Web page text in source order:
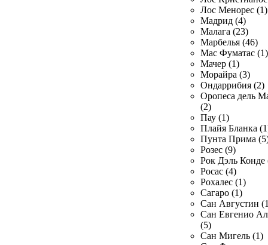
Лос Менорес (1)
Мадрид (4)
Малага (23)
Марбелья (46)
Мас Фуматас (1)
Мачер (1)
Морайра (3)
Ондаррибия (2)
Оропеса дель
(2)
Пау (1)
Плайя Бланка
Пунта Прима
Розес (9)
Рок Дэль Конде
Росас (4)
Рохалес (1)
Сагаро (1)
Сан Августин
Сан Евгенио
(5)
Сан Мигель (1)